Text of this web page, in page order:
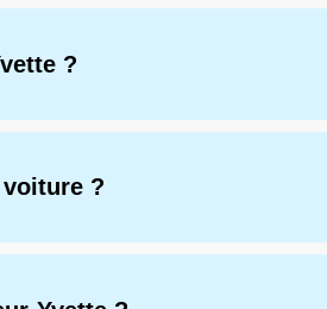
?
?